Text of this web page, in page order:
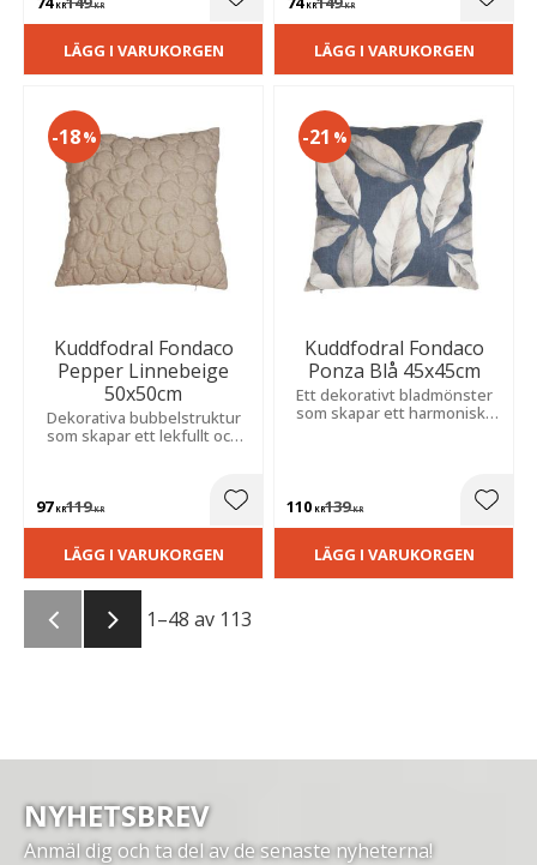
KR KR Lägg till i favoriter
LÄGG I VARUKORGEN
KR KR
LÄGG I VARUKORGEN
Kuddfodral Fondaco
Pepper Linnebeige
50x50cm
Dekorativa bubbelstruktur
som skapar ett lekfullt och
tyget djup och karaktär.
97 KR119KR
18%
Lägg till i favoriter
LÄGG I VARUKORGEN
Kuddfodral Fondaco
Ponza Blå 45x45cm
Ett dekorativt bladmönster
som skapar ett harmoniskt
110 KR139KR
21 %
LÄGG I VARUKORGEN
1–48 av 113
NYHETSBREV
Anmäl dig och ta del av de senaste nyheterna!